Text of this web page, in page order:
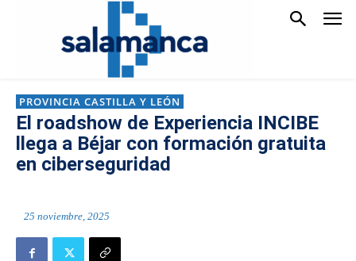
PROVINCIA CASTILLA Y LEÓN
El roadshow de Experiencia INCIBE
llega a Béjar con formación gratuita
en ciberseguridad
25 noviembre, 2025